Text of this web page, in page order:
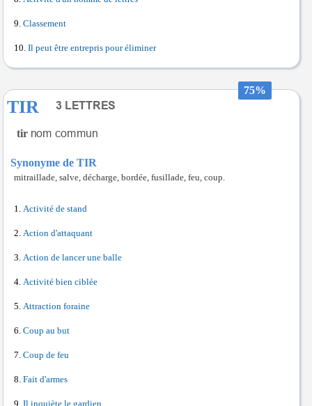
Classement
Il peut être entrepris pour éliminer
75%
TIR
tir
Synonyme de TIR
mitraillade, salve, décharge, bordée, fusillade, feu, coup.
Activité de stand
Action d'attaquant
Action de lancer une balle
Activité bien ciblée
Attraction foraine
Coup au but
Coup de feu
Fait d'armes
Il inquiète le gardien